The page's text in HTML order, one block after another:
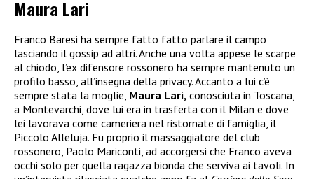
Maura Lari
Franco Baresi ha sempre fatto fatto parlare il campo
lasciando il gossip ad altri. Anche una volta appese le scarpe
al chiodo, l’ex difensore rossonero ha sempre mantenuto un
profilo basso, all’insegna della privacy. Accanto a lui c’è
sempre stata la moglie, Maura Lari, conosciuta in Toscana,
a Montevarchi, dove lui era in trasferta con il Milan e dove
lei lavorava come cameriera nel ristornate di famiglia, il
Piccolo Alleluja. Fu proprio il massaggiatore del club
rossonero, Paolo Mariconti, ad accorgersi che Franco aveva
occhi solo per quella ragazza bionda che serviva ai tavoli. In